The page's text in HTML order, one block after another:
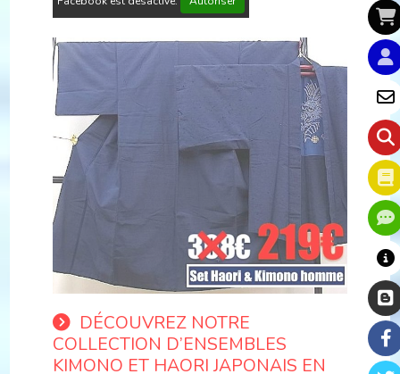
DÉCOUVREZ NOTRE
COLLECTION D’ENSEMBLES
KIMONO ET HAORI JAPONAIS EN